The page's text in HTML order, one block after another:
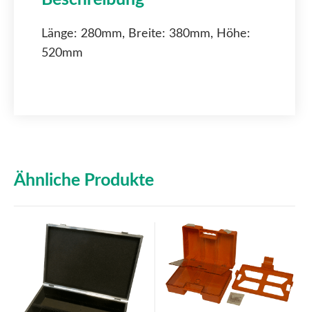
Länge: 280mm, Breite: 380mm, Höhe:
520mm
Ähnliche Produkte